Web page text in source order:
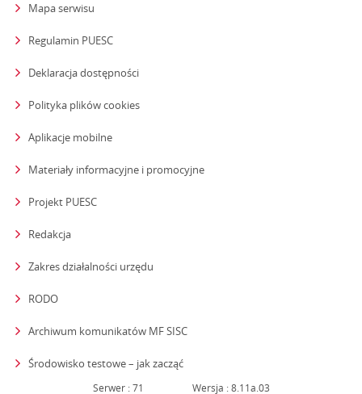
Mapa serwisu
Regulamin PUESC
Deklaracja dostępności
Polityka plików cookies
Aplikacje mobilne
Materiały informacyjne i promocyjne
Projekt PUESC
Redakcja
Zakres działalności urzędu
RODO
Archiwum komunikatów MF SISC
Środowisko testowe – jak zacząćstrona otwiera się w nowym oknie
Serwer : 71 Wersja : 8.11a.03